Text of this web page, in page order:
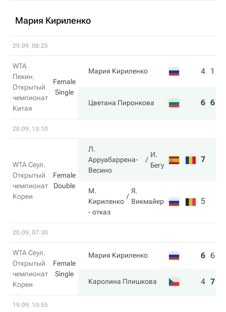
Мария Кириленко
29.09, 08:25
WTA
Пекин.
Открытый
чемпионат
Китая
Female
Single
Мария Кириленко 4 1
Цветана Пиронкова 6 6
20.09, 13:10
WTA Сеул.
Открытый
чемпионат
Кореи
Female
Double
Л.
Арруабаррена-
Весино
И.
Бегу
7
М.
Кириленко
Я.
Викмайер
- отказ
5
20.09, 07:30
WTA Сеул.
Открытый
чемпионат
Кореи
Female
Single
Мария Кириленко 6 6
Каролина Плишкова 4 7
19.09, 10:55